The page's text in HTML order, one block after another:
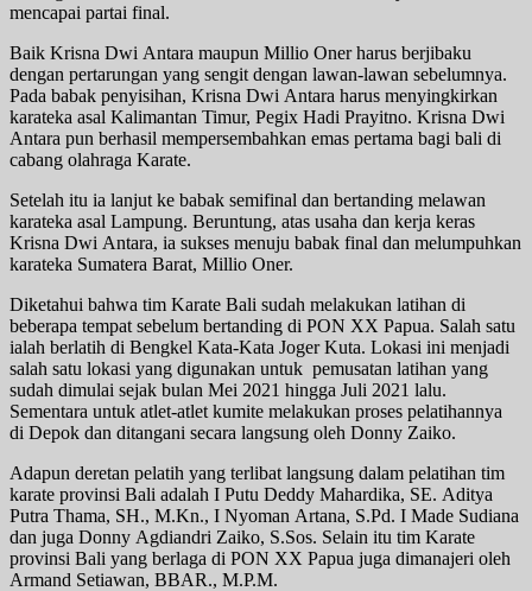
mencapai partai final.
Baik Krisna Dwi Antara maupun Millio Oner harus berjibaku
dengan pertarungan yang sengit dengan lawan-lawan sebelumnya.
Pada babak penyisihan, Krisna Dwi Antara harus menyingkirkan
karateka asal Kalimantan Timur, Pegix Hadi Prayitno. Krisna Dwi
Antara pun berhasil mempersembahkan emas pertama bagi bali di
cabang olahraga Karate.
Setelah itu ia lanjut ke babak semifinal dan bertanding melawan
karateka asal Lampung. Beruntung, atas usaha dan kerja keras
Krisna Dwi Antara, ia sukses menuju babak final dan melumpuhkan
karateka Sumatera Barat, Millio Oner.
Diketahui bahwa tim Karate Bali sudah melakukan latihan di
beberapa tempat sebelum bertanding di PON XX Papua. Salah satu
ialah berlatih di Bengkel Kata-Kata Joger Kuta. Lokasi ini menjadi
salah satu lokasi yang digunakan untuk pemusatan latihan yang
sudah dimulai sejak bulan Mei 2021 hingga Juli 2021 lalu.
Sementara untuk atlet-atlet kumite melakukan proses pelatihannya
di Depok dan ditangani secara langsung oleh Donny Zaiko.
Adapun deretan pelatih yang terlibat langsung dalam pelatihan tim
karate provinsi Bali adalah I Putu Deddy Mahardika, SE. Aditya
Putra Thama, SH., M.Kn., I Nyoman Artana, S.Pd. I Made Sudiana
dan juga Donny Agdiandri Zaiko, S.Sos. Selain itu tim Karate
provinsi Bali yang berlaga di PON XX Papua juga dimanajeri oleh
Armand Setiawan, BBAR., M.P.M.